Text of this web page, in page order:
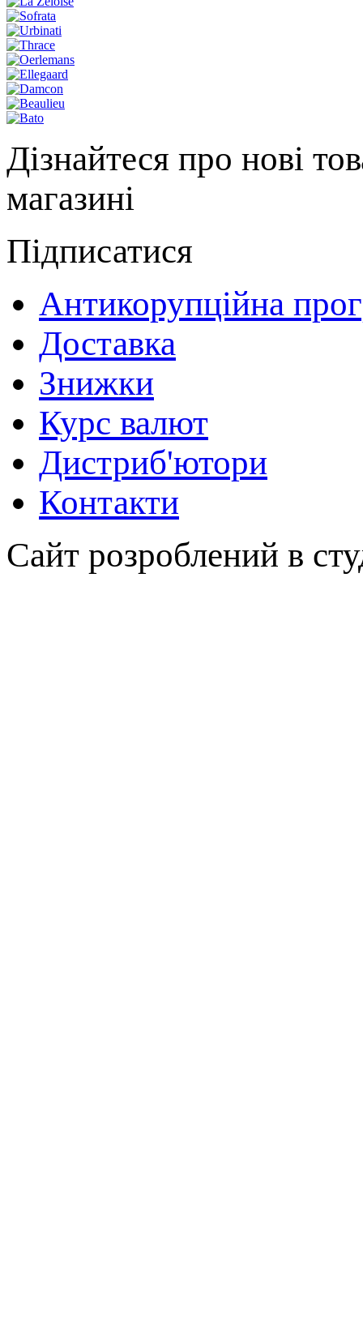
Дізнайтеся про нові
магазині
Підписатися
Антикорупційна
Доставка
Знижки
Курс валют
Дистриб'ютори
Контакти
Сайт розроблений в